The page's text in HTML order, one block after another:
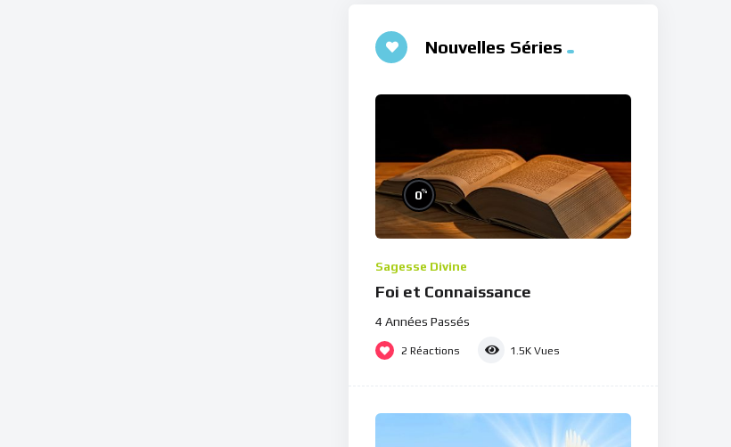
Nouvelles Séries
0%
Sagesse Divine
Foi et Connaissance
4 Années Passés
2 Réactions 1.5K Vues